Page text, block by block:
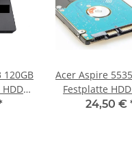
120GB
Acer Aspire 5535 500GB
Festplatte
2,5" 5400RPM
24,50 €